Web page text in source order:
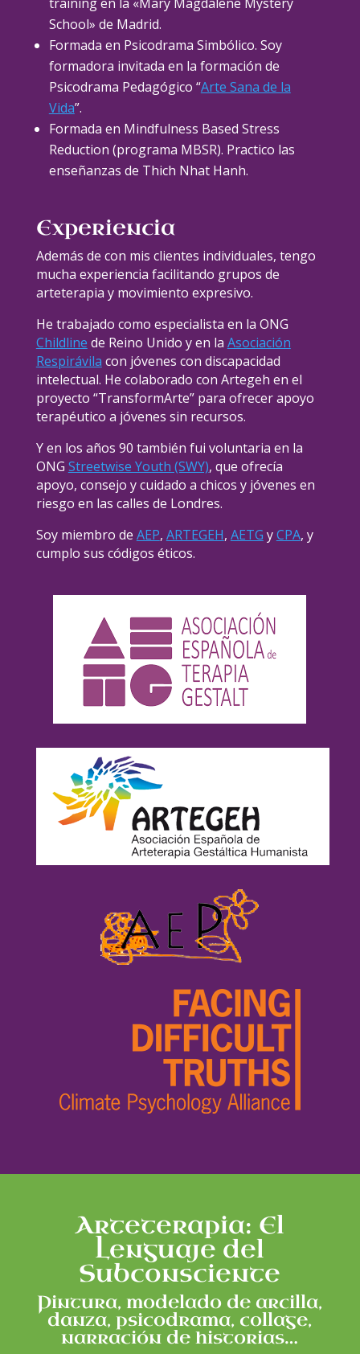
School» de Madrid.
Formada en Psicodrama Simbólico. Soy
formadora invitada en la formación de
Psicodrama Pedagógico “Arte Sana de la
Vida”.
Formada en Mindfulness Based Stress
Reduction (programa MBSR). Practico las
enseñanzas de Thich Nhat Hanh.
Experiencia
Además de con mis clientes individuales, tengo
mucha experiencia facilitando grupos de
arteterapia y movimiento expresivo.
He trabajado como especialista en la ONG
Childline de Reino Unido y en la Asociación
Respirávila con jóvenes con discapacidad
intelectual. He colaborado con Artegeh en el
proyecto “TransformArte” para ofrecer apoyo
terapéutico a jóvenes sin recursos.
Y en los años 90 también fui voluntaria en la
ONG Streetwise Youth (SWY), que ofrecía
apoyo, consejo y cuidado a chicos y jóvenes en
riesgo en las calles de Londres.
Soy miembro de AEP, ARTEGEH, AETG yCPA, y
cumplo sus códigos éticos.
Arteterapia: El
Lenguaje del
Subconsciente
Pintura, modelado de arcilla,
danza, psicodrama, collage,
narración de historias…